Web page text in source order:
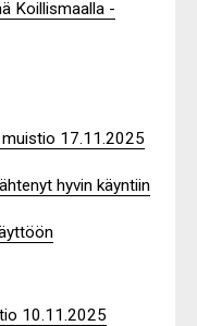
Koillismaalla -
17.11.2025
hyvin käyntiin
10.11.2025